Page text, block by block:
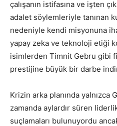
çalışanın istifasına ve işten
adalet söylemleriyle tanınan
nedeniyle kendi misyonuna
yapay zeka ve teknoloji etiği
isimlerden Timnit Gebru gibi
prestijine büyük bir darbe
Krizin arka planında yalnızca
zamanda aylardır süren
suçlamaları bulunuyordu